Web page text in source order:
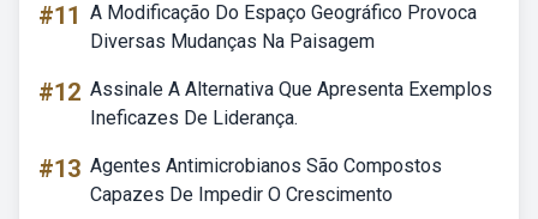
#11 A Modificação Do Espaço Geográfico Provoca
Diversas Mudanças Na Paisagem
#12 Assinale A Alternativa Que Apresenta Exemplos
Ineficazes De Liderança.
#13 Agentes Antimicrobianos São Compostos
Capazes De Impedir O Crescimento